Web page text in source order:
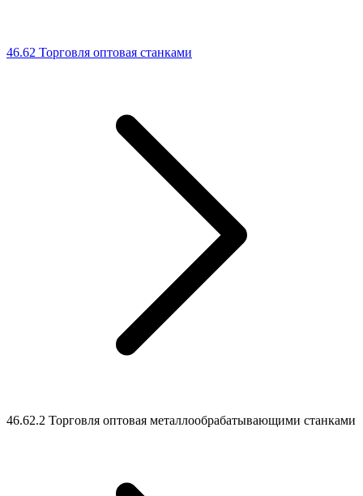
46.62 Торговля оптовая станками
46.62.2 Торговля оптовая металлообрабатывающими станками